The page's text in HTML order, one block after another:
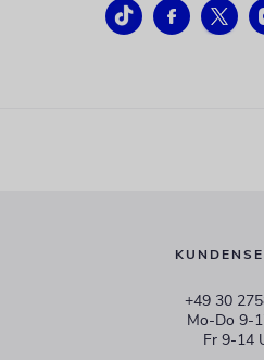
+49 30
Mo-Do 9-
Fr 9-14